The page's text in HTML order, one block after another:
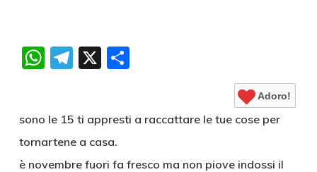
WhatsApp
Telegram
X Condividi
Adoro!
sono le 15 ti appresti a raccattare le tue cose per
tornartene a casa.
è novembre fuori fa fresco ma non piove indossi il